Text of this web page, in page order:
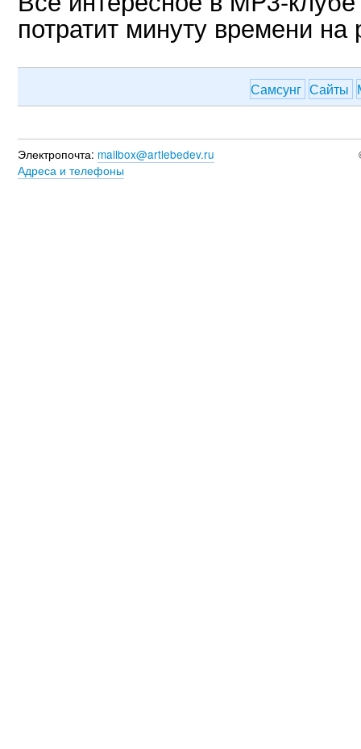
потратит минуту времени на
Самсунг Сайты
Электропочта: mailbox@artlebedev.ru
Адреса и телефоны